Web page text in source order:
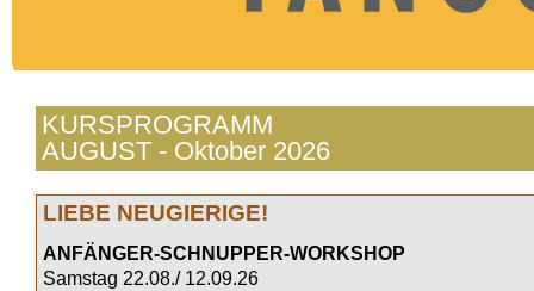
KURSPROGRAMM
AUGUST - Oktober 2026
LIEBE NEUGIERIGE!
ANFÄNGER-SCHNUPPER-WORKSHOP
Samstag 22.08./ 12.09.26